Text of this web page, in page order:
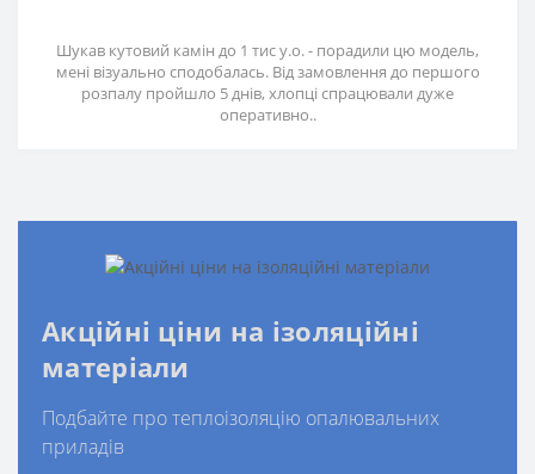
Шукав кутовий камін до 1 тис у.о. - порадили цю модель,
мені візуально сподобалась. Від замовлення до першого
розпалу пройшло 5 днів, хлопці спрацювали дуже
оперативно..
Акційні ціни на ізоляційні
матеріали
Подбайте про теплоізоляцію опалювальних
приладів